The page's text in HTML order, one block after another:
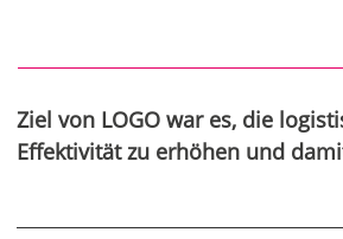
Ziel von LOGO war es, die
Effektivität zu erhöhen und